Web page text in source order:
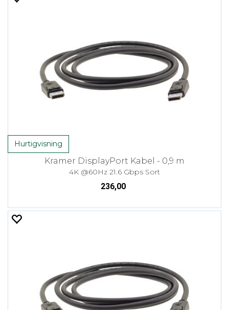
Hurtigvisning
Kramer DisplayPort Kabel - 0,9 m
4K @60Hz 21.6 Gbps Sort
236,00